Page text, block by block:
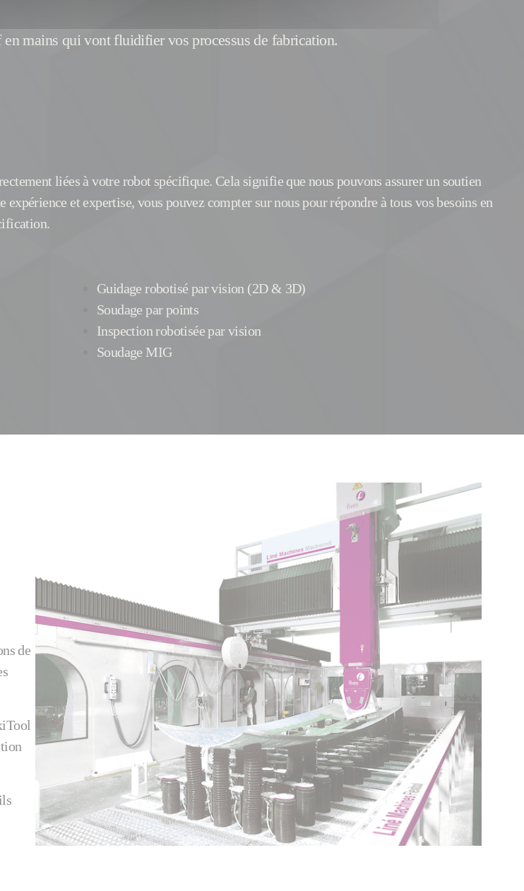
mains qui vont fluidifier vos processus de fabrication.
liées à votre robot spécifique. Cela signifie que nous pouvons assurer un soutien
et expertise, vous pouvez compter sur nous pour répondre à tous vos besoins en
Guidage robotisé par vision (2D & 3D)
Soudage par points
Inspection robotisée par vision
Soudage MIG
de